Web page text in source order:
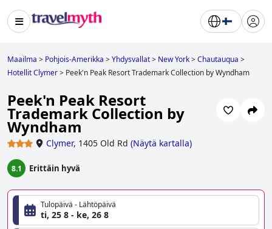
Maailma > Pohjois-Amerikka >Yhdysvallat> New York>Chautauqua >
Hotellit Clymer> Peek'n Peak Resort Trademark Collection by Wyndham
Peek'n Peak Resort
Trademark Collection by
Wyndham
Clymer, 1405 Old Rd (Näytä kartalla)
8.1 Erittäin hyvä
Tulopäivä - Lähtöpäivä
ti, 25 8 - ke, 26 8